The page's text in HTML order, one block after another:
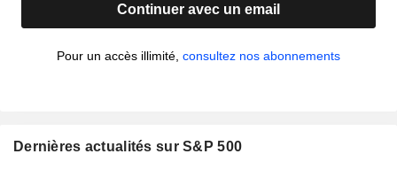
Continuer avec un email
Pour un accès illimité, consultez nos abonnements
Dernières actualités sur S&P 500